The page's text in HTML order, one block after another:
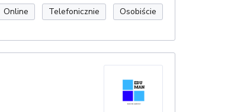
Online Telefonicznie Osobiście